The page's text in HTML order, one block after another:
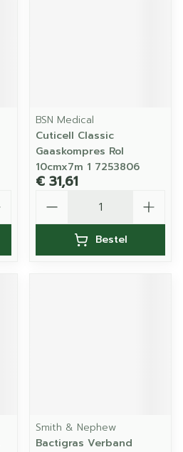
BSN Medical
Cuticell Classic
Gaaskompres Rol
10cmx7m 1 7253806
€ 31,61
Bestel
Smith & Nephew
Bactigras Verband